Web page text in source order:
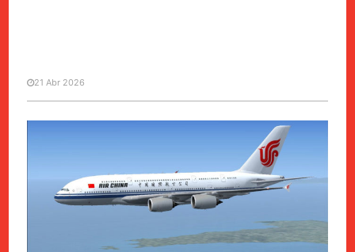
directa entre Pequim e Nova Deli
após seis anos
21 Abr 2026